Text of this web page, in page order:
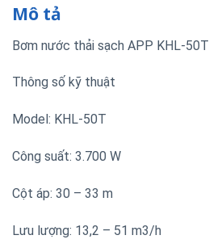
Mô tả
Bơm nước thải sạch APP KHL-50T
Thông số kỹ thuật
Model: KHL-50T
Công suất: 3.700 W
Cột áp: 30 – 33 m
Lưu lượng: 13,2 – 51 m3/h